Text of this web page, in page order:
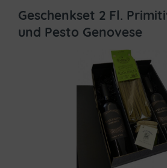
Geschenkset 2 Fl.
und Pesto Genovese